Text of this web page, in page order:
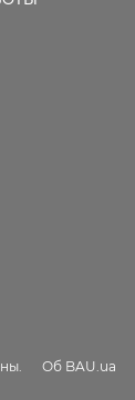
Об BAU.ua